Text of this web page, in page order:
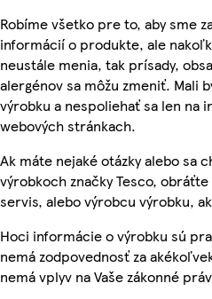
Robíme všetko pre to, aby sme
informácií o produkte, ale
neustále menia, tak prísady,
alergénov sa môžu zmeniť. Mali
výrobku a nespoliehať sa len na
webových stránkach.
Ak máte nejaké otázky alebo sa
výrobkoch značky Tesco, obráťte
servis, alebo výrobcu výrobku,
Hoci informácie o výrobku sú
nemá zodpovednosť za
nemá vplyv na Vaše zákonné